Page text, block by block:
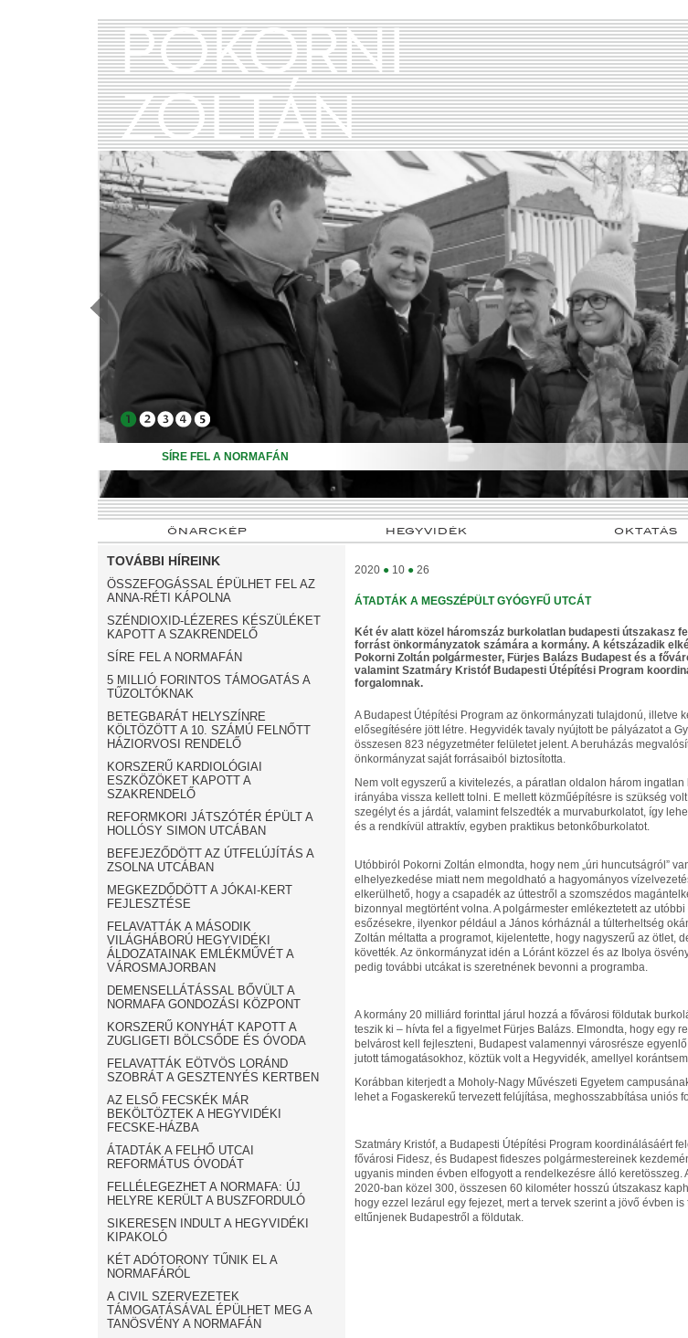
SÍRE FEL A NORMAFÁN
➎
ÖNARCKÉP HEGYVIDÉK OKTATÁS
TOVÁBBI HÍREINK
ÖSSZEFOGÁSSAL ÉPÜLHET FEL AZ
ANNA-RÉTI KÁPOLNA
SZÉNDIOXID-LÉZERES KÉSZÜLÉKET
KAPOTT A SZAKRENDELŐ
SÍRE FEL A NORMAFÁN
5 MILLIÓ FORINTOS TÁMOGATÁS A
TŰZOLTÓKNAK
BETEGBARÁT HELYSZÍNRE
KÖLTÖZÖTT A 10. SZÁMÚ FELNŐTT
HÁZIORVOSI RENDELŐ
KORSZERŰ KARDIOLÓGIAI
ESZKÖZÖKET KAPOTT A
SZAKRENDELŐ
REFORMKORI JÁTSZÓTÉR ÉPÜLT A
HOLLÓSY SIMON UTCÁBAN
BEFEJEZŐDÖTT AZ ÚTFELÚJÍTÁS A
ZSOLNA UTCÁBAN
MEGKEZDŐDÖTT A JÓKAI-KERT
FEJLESZTÉSE
FELAVATTÁK A MÁSODIK
VILÁGHÁBORÚ HEGYVIDÉKI
ÁLDOZATAINAK EMLÉKMŰVÉT A
VÁROSMAJORBAN
DEMENSELLÁTÁSSAL BŐVÜLT A
NORMAFA GONDOZÁSI KÖZPONT
KORSZERŰ KONYHÁT KAPOTT A
ZUGLIGETI BÖLCSŐDE ÉS ÓVODA
FELAVATTÁK EÖTVÖS LORÁND
SZOBRÁT A GESZTENYÉS KERTBEN
AZ ELSŐ FECSKÉK MÁR
BEKÖLTÖZTEK A HEGYVIDÉKI
FECSKE-HÁZBA
ÁTADTÁK A FELHŐ UTCAI
REFORMÁTUS ÓVODÁT
FELLÉLEGEZHET A NORMAFA: ÚJ
HELYRE KERÜLT A BUSZFORDULÓ
SIKERESEN INDULT A HEGYVIDÉKI
KIPAKOLÓ
KÉT ADÓTORONY TŰNIK EL A
NORMAFÁRÓL
A CIVIL SZERVEZETEK
TÁMOGATÁSÁVAL ÉPÜLHET MEG A
TANÖSVÉNY A NORMAFÁN
2020 ● 10 ● 26
ÁTADTÁK A MEGSZÉPÜLT GYÓGYFŰ UTCÁT
Két év alatt közel háromszáz burkolatlan budapesti útszakasz
forrást önkormányzatok számára a kormány. A kétszázadik
Pokorni Zoltán polgármester, Fürjes Balázs Budapest és a
valamint Szatmáry Kristóf Budapesti Útépítési Program
forgalomnak.
A Budapest Útépítési Program az önkormányzati tulajdonú, illetve
elősegítésére jött létre. Hegyvidék tavaly nyújtott be pályázatot a
összesen 823 négyzetméter felületet jelent. A beruházás
önkormányzat saját forrásaiból biztosította.
Nem volt egyszerű a kivitelezés, a páratlan oldalon három
irányába vissza kellett tolni. E mellett közműépítésre is szükség
szegélyt és a járdát, valamint felszedték a murvaburkolatot, így
és a rendkívül attraktív, egyben praktikus betonkőburkolatot.
Utóbbiról Pokorni Zoltán elmondta, hogy nem „úri huncutságról”
elhelyezkedése miatt nem megoldható a hagyományos
elkerülhető, hogy a csapadék az úttestről a szomszédos
bizonnyal megtörtént volna. A polgármester emlékeztetett az
esőzésekre, ilyenkor például a János kórháznál a túlterheltség
Zoltán méltatta a programot, kijelentette, hogy nagyszerű az ötlet,
követték. Az önkormányzat idén a Lóránt közzel és az Ibolya
pedig további utcákat is szeretnének bevonni a programba.
A kormány 20 milliárd forinttal járul hozzá a fővárosi földutak
teszik ki – hívta fel a figyelmet Fürjes Balázs. Elmondta, hogy egy
belvárost kell fejleszteni, Budapest valamennyi városrésze
jutott támogatásokhoz, köztük volt a Hegyvidék, amellyel
Korábban kiterjedt a Moholy-Nagy Művészeti Egyetem
lehet a Fogaskerekű tervezett felújítása, meghosszabbítása uniós
Szatmáry Kristóf, a Budapesti Útépítési Program koordinálásáért
fővárosi Fidesz, és Budapest fideszes polgármestereinek
ugyanis minden évben elfogyott a rendelkezésre álló
2020-ban közel 300, összesen 60 kilométer hosszú útszakasz
hogy ezzel lezárul egy fejezet, mert a tervek szerint a jövő évben
eltűnjenek Budapestről a földutak.